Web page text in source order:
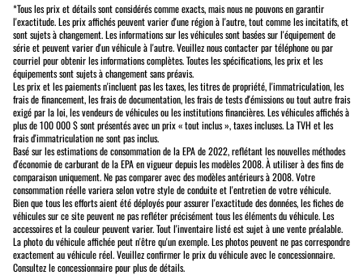
*Tous les prix et détails sont considérés comme exacts, mais nous ne pouvons en garantir
l'exactitude. Les prix affichés peuvent varier d'une région à l'autre, tout comme les incitatifs, et
sont sujets à changement. Les informations sur les véhicules sont basées sur l'équipement de
série et peuvent varier d'un véhicule à l'autre. Veuillez nous contacter par téléphone ou par
courriel pour obtenir les informations complètes. Toutes les spécifications, les prix et les
équipements sont sujets à changement sans préavis.
Les prix et les paiements n'incluent pas les taxes, les titres de propriété, l'immatriculation, les
frais de financement, les frais de documentation, les frais de tests d'émissions ou tout autre frais
exigé par la loi, les vendeurs de véhicules ou les institutions financières. Les véhicules affichés à
plus de 100 000 $ sont présentés avec un prix « tout inclus », taxes incluses. La TVH et les
frais d'immatriculation ne sont pas inclus.
Basé sur les estimations de consommation de la EPA de 2022, reflétant les nouvelles méthodes
d'économie de carburant de la EPA en vigueur depuis les modèles 2008. À utiliser à des fins de
comparaison uniquement. Ne pas comparer avec des modèles antérieurs à 2008. Votre
consommation réelle variera selon votre style de conduite et l'entretien de votre véhicule.
Bien que tous les efforts aient été déployés pour assurer l'exactitude des données, les fiches de
véhicules sur ce site peuvent ne pas refléter précisément tous les éléments du véhicule. Les
accessoires et la couleur peuvent varier. Tout l'inventaire listé est sujet à une vente préalable.
La photo du véhicule affichée peut n'être qu'un exemple. Les photos peuvent ne pas correspondre
exactement au véhicule réel. Veuillez confirmer le prix du véhicule avec le concessionnaire.
Consultez le concessionnaire pour plus de détails.